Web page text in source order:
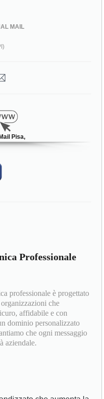
MAIL
Pisa,
Professionale
professionale è progettato
che
affidabile e con
dominio personalizzato
che ogni messaggio
aziendale.